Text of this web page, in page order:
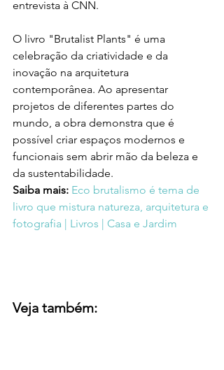
entrevista à CNN.
O livro "Brutalist Plants" é uma
celebração da criatividade e da
inovação na arquitetura
contemporânea. Ao apresentar
projetos de diferentes partes do
mundo, a obra demonstra que é
possível criar espaços modernos e
funcionais sem abrir mão da beleza e
da sustentabilidade.
Saiba mais: Eco brutalismo é tema de
livro que mistura natureza, arquitetura e
fotografia | Livros | Casa e Jardim
Veja também: